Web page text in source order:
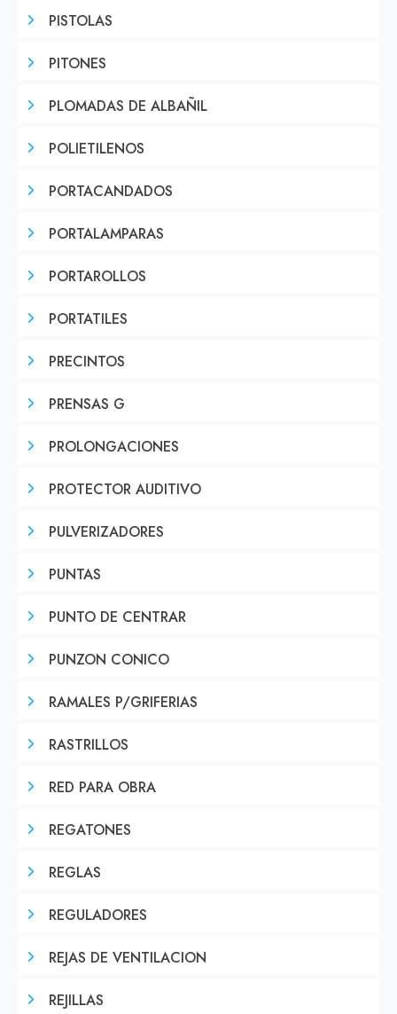
PISTOLAS
PITONES
PLOMADAS DE ALBAÑIL
POLIETILENOS
PORTACANDADOS
PORTALAMPARAS
PORTAROLLOS
PORTATILES
PRECINTOS
PRENSAS G
PROLONGACIONES
PROTECTOR AUDITIVO
PULVERIZADORES
PUNTAS
PUNTO DE CENTRAR
PUNZON CONICO
RAMALES P/GRIFERIAS
RASTRILLOS
RED PARA OBRA
REGATONES
REGLAS
REGULADORES
REJAS DE VENTILACION
REJILLAS